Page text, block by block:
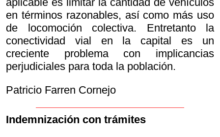
en términos razonables, así como más uso
de locomoción colectiva. Entretanto la
conectividad vial en la capital es un
creciente problema con implicancias
perjudiciales para toda la población.
Patricio Farren Cornejo
Indemnización con trámites